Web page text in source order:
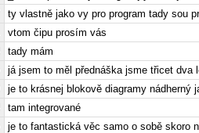
ty vlastně jako vy pro program tady sou
vtom čipu prosím vás
tady mám
já jsem to měl přednáška jsme třicet
je to krásnej blokově diagramy nádherný
tam integrované
je to fantastická věc samo o sobě skoro